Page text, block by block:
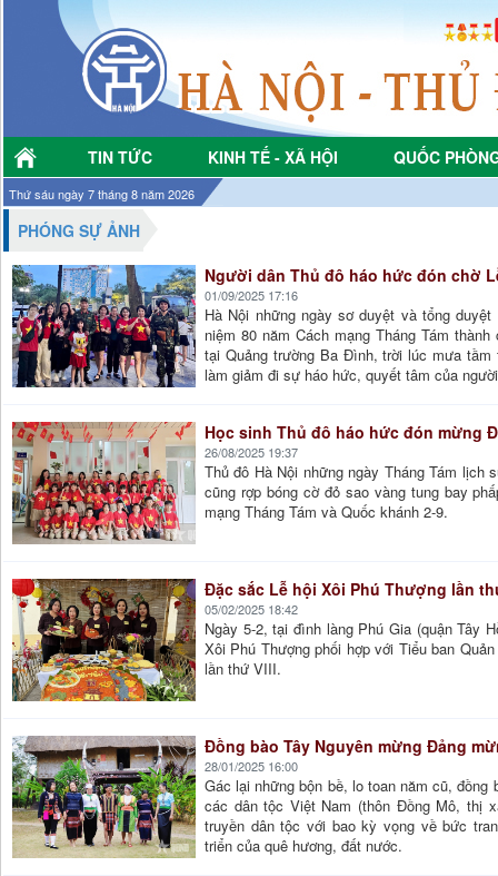
TIN TỨC KINH TẾ - XÃ HỘI QUỐC
Thứ sáu ngày 7 tháng 8 năm 2026
PHÓNG SỰ ẢNH
Người dân Thủ đô háo hức đón chờ
01/09/2025 17:16
Hà Nội những ngày sơ duyệt và tổng
niệm 80 năm Cách mạng Tháng Tám
tại Quảng trường Ba Đình, trời lúc mưa
làm giảm đi sự háo hức, quyết tâm của
Học sinh Thủ đô háo hức đón mừng
26/08/2025 19:37
Thủ đô Hà Nội những ngày Tháng Tám lịch
cũng rợp bóng cờ đỏ sao vàng tung bay
mạng Tháng Tám và Quốc khánh 2-9.
Đặc sắc Lễ hội Xôi Phú Thượng lần
05/02/2025 18:42
Ngày 5-2, tại đình làng Phú Gia (quận Tây
Xôi Phú Thượng phối hợp với Tiểu ban
lần thứ VIII.
Đồng bào Tây Nguyên mừng Đảng
28/01/2025 16:00
Gác lại những bộn bề, lo toan năm cũ, đồng
các dân tộc Việt Nam (thôn Đồng Mô, thị
truyền dân tộc với bao kỳ vọng về bức
triển của quê hương, đất nước.